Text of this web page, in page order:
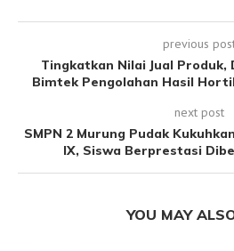
previous
Tingkatkan Nilai Jual Produk,
Bimtek Pengolahan Hasil
next post
SMPN 2 Murung Pudak
IX, Siswa Berprestasi
YOU MAY